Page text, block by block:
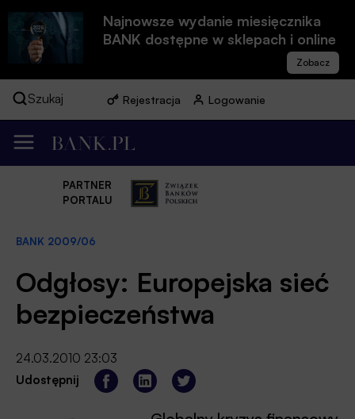
Najnowsze wydanie miesięcznika
BANK dostępne w sklepach i online
Szukaj Rejestracja Logowanie
PARTNER
PORTALU
BANK 2009/06
Odgłosy: Europejska sieć
bezpieczeństwa
24.03.2010 23:03
Udostępnij